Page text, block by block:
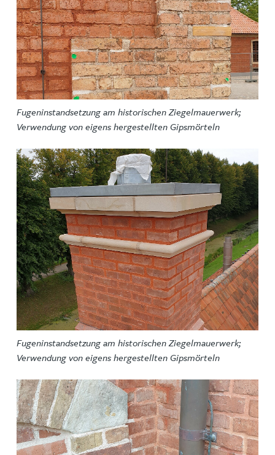
Fugeninstandsetzung am historischen Ziegelmauerwerk;
Verwendung von eigens hergestellten Gipsmörteln
Fugeninstandsetzung am historischen Ziegelmauerwerk;
Verwendung von eigens hergestellten Gipsmörteln